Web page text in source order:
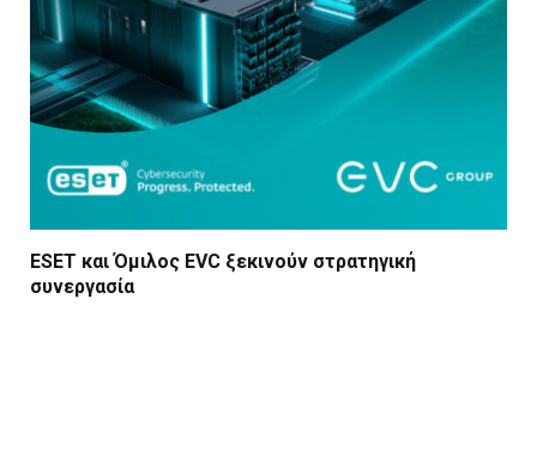
ESET και Όμιλος EVC ξεκινούν στρατηγική
συνεργασία